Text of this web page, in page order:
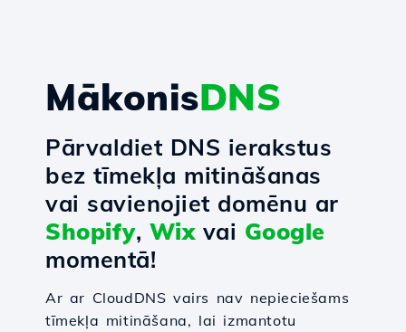
MākonisDNS
Pārvaldiet DNS ierakstus
bez tīmekļa mitināšanas
vai savienojiet domēnu ar
Shopify, Wixvai Google
momentā!
Ar ar CloudDNS vairs nav nepieciešams
tīmekļa mitināšana, lai izmantotu